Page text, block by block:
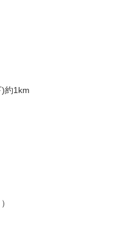
約1km